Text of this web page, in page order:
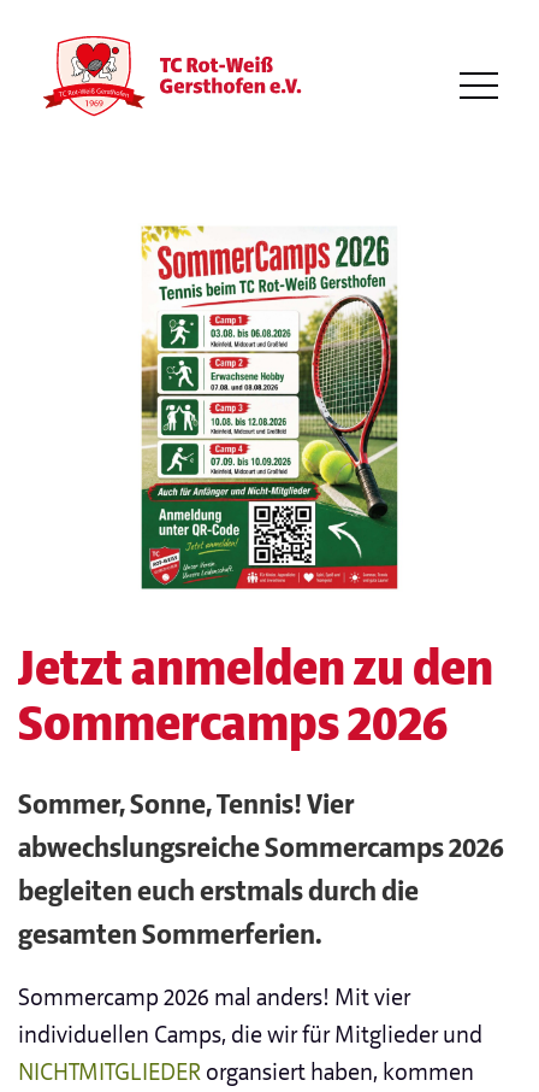
Jetzt anmelden zu den
Sommercamps 2026
Sommer, Sonne, Tennis! Vier
abwechslungsreiche Sommercamps 2026
begleiten euch erstmals durch die
gesamten Sommerferien.
Sommercamp 2026 mal anders! Mit vier
individuellen Camps, die wir für Mitglieder und
NICHTMITGLIEDER organsiert haben, kommen